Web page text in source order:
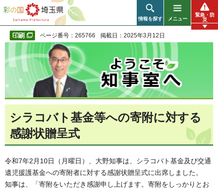
彩の国 埼玉県
情報を探す メニュー
緊急・防
災
ページ番号：265766 掲載日：2025年3月12日
シラコバト基金等への寄附に対する
感謝状贈呈式
令和7年2月10日（月曜日）、大野知事は、シラコバト基金及び交通
遺児援護基金への寄附者に対する感謝状贈呈式に出席しました。
知事は、「寄附をいただき感謝申し上げます。寄附をしっかりとお